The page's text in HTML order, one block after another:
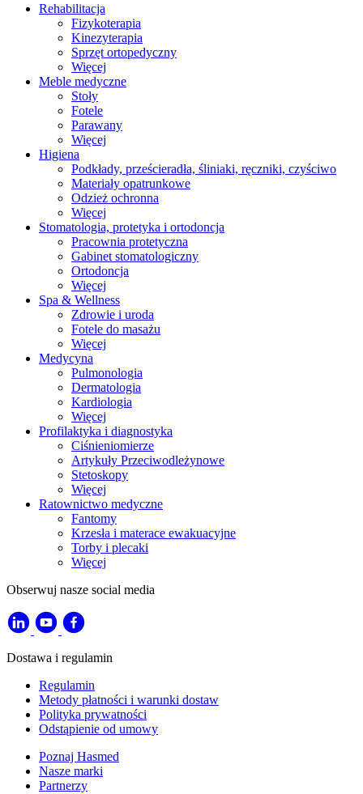
Rehabilitacja
Fizykoterapia
Kinezyterapia
Sprzęt ortopedyczny
Więcej
Meble medyczne
Stoły
Fotele
Parawany
Więcej
Higiena
Podkłady, prześcieradła, śliniaki, ręczniki, czyściwo
Materiały opatrunkowe
Odzież ochronna
Więcej
Stomatologia, protetyka i ortodoncja
Pracownia protetyczna
Gabinet stomatologiczny
Ortodoncja
Więcej
Spa & Wellness
Zdrowie i uroda
Fotele do masażu
Więcej
Medycyna
Pulmonologia
Dermatologia
Kardiologia
Więcej
Profilaktyka i diagnostyka
Ciśnieniomierze
Artykuły Przeciwodleżynowe
Stetoskopy
Więcej
Ratownictwo medyczne
Fantomy
Krzesła i materace ewakuacyjne
Torby i plecaki
Więcej
Obserwuj nasze social media
Dostawa i regulamin
Regulamin
Metody płatności i warunki dostaw
Polityka prywatności
Odstąpienie od umowy
Poznaj Hasmed
Nasze marki
Partnerzy